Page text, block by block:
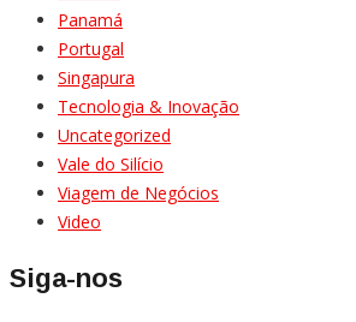
Panamá
Portugal
Singapura
Tecnologia & Inovação
Uncategorized
Vale do Silício
Viagem de Negócios
Video
Siga-nos